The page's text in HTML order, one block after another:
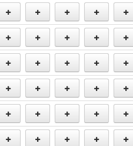
Add Add Add Add Add
Add Add Add Add Add
Add Add Add Add Add
Add Add Add Add Add
Add Add Add Add Add
Add Add Add Add Add